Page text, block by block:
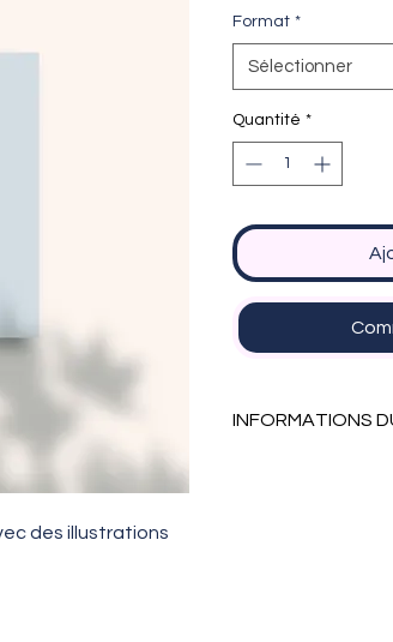
des illustrations
Format *
Sélectionner
Quantité *
INFORMATIONS